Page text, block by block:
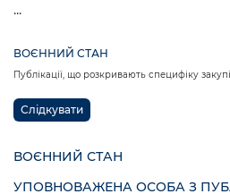
...
ВОЄННИЙ СТАН
Публікації, що розкривають специфіку
Слідкувати
ВОЄННИЙ СТАН
УПОВНОВАЖЕНА ОСОБА З